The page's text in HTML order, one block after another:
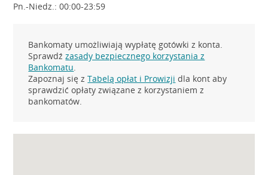
Pn.-Niedz.: 00:00-23:59
Bankomaty umożliwiają wypłatę gotówki z konta.
Sprawdźzasady bezpiecznego korzystania z
Bankomatu.
Zapoznaj się zTabelą opłat i Prowizji dla kont aby
sprawdzić opłaty związane z korzystaniem z
bankomatów.